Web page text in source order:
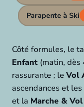
Parapente à Ski
Côté formules, le
Enfant (matin, dès
rassurante ; le Vol
ascendances et
et la Marche & Vol